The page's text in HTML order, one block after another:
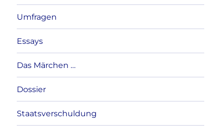
Umfragen
Essays
Das Märchen …
Dossier
Staatsverschuldung